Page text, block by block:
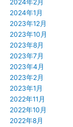
2024年2月
2024年1月
2023年12月
2023年10月
2023年8月
2023年7月
2023年4月
2023年2月
2023年1月
2022年11月
2022年10月
2022年8月